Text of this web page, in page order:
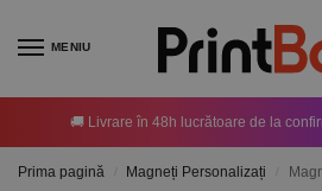
MENIU
🚚 Livrare în 48h lucrătoare de la
Prima pagină Magneți Personalizați Magnet